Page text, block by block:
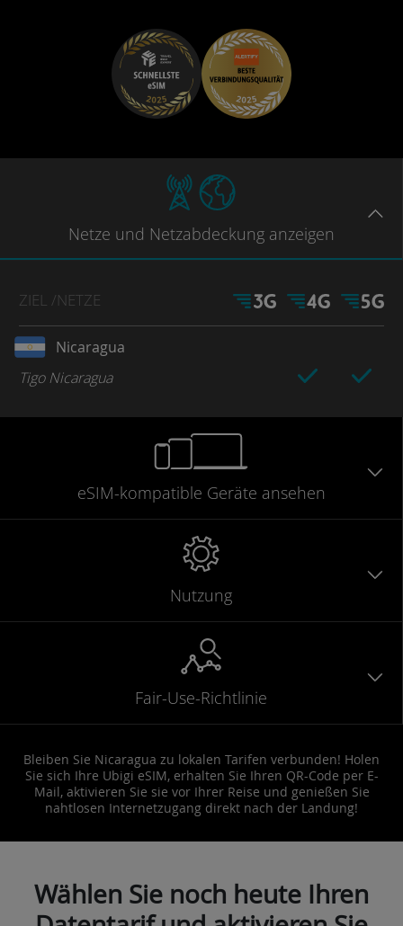
Netze und Netzabdeckung anzeigen
ZIEL /NETZE
Nicaragua
Tigo Nicaragua
eSIM-kompatible Geräte ansehen
Nutzung
Fair-Use-Richtlinie
Bleiben Sie Nicaragua zu lokalen Tarifen verbunden! Holen
Sie sich Ihre Ubigi eSIM, erhalten Sie Ihren QR-Code per E-
Mail, aktivieren Sie sie vor Ihrer Reise und genießen Sie
nahtlosen Internetzugang direkt nach der Landung!
Wählen Sie noch heute Ihren